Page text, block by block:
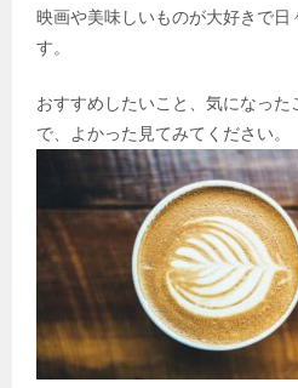
映画や美味しいものが大好きで日
す。
おすすめしたいこと、気になっ
で、よかった見てみてください。